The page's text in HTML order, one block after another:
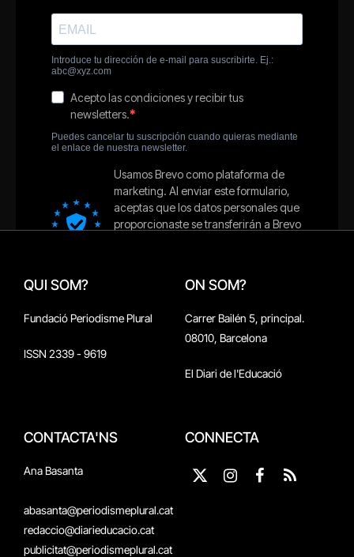
QUI SOM?
Fundació Periodisme Plural
ISSN 2339 - 9619
ON SOM?
Carrer Bailén 5, principal.
08010, Barcelona
El Diari de l'Educació
CONTACTA'NS
Ana Basanta
abasanta@periodismeplural.cat
redaccio@diarieducacio.cat
publicitat@periodismeplural.cat
CONNECTA
X
Instagram
Facebook
RSS